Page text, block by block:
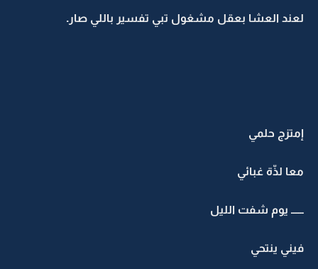
لعند العشا بعقل مشغول تبي تفسير باللي صار.
إمتزج حلمي
معا لذّة غبائي
ــــــ يوم شفت الليل
فيني ينتحي